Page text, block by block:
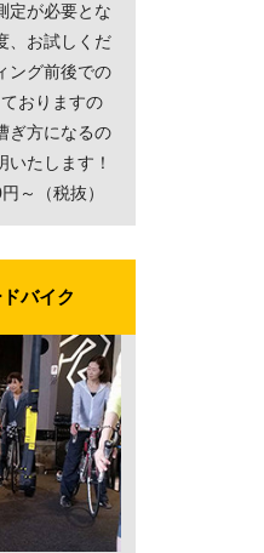
定が必要とな
、お試しくだ
ング前後での
おりますの
ぎ方になるの
いたします！
（税抜）
バイク